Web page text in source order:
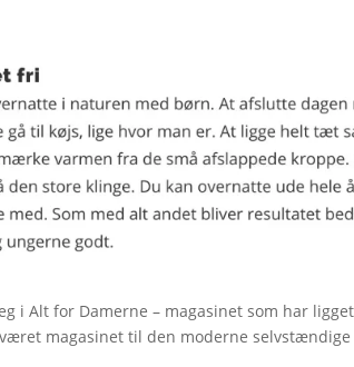
i Alt for Damerne – magasinet som har
magasinet til den moderne